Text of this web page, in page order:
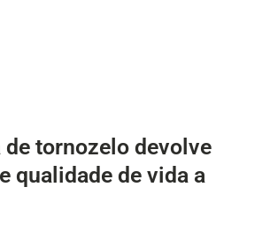
tornozelo devolve
qualidade de vida a